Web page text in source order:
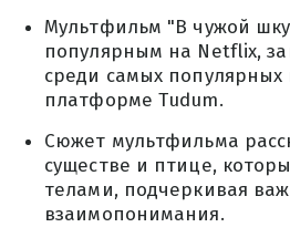
Мультфильм "В чужой
популярным на Netflix,
среди самых популярных
платформе Tudum.
Сюжет мультфильма
существе и птице,
телами, подчеркивая
взаимопонимания.